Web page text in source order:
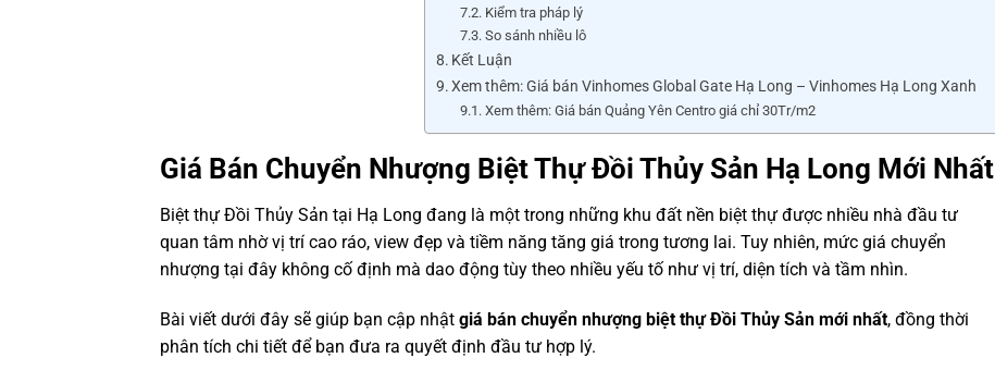
Kiểm tra pháp lý
So sánh nhiều lô
Kết Luận
Xem thêm: Giá bán Vinhomes Global Gate Hạ Long – Vinhomes Hạ Long Xanh
Xem thêm: Giá bán Quảng Yên Centro giá chỉ 30Tr/m2
Giá Bán Chuyển Nhượng Biệt Thự Đồi Thủy Sản Hạ Long Mới Nhất
Biệt thự Đồi Thủy Sản tại Hạ Long đang là một trong những khu đất nền biệt thự được nhiều nhà đầu tư
quan tâm nhờ vị trí cao ráo, view đẹp và tiềm năng tăng giá trong tương lai. Tuy nhiên, mức giá chuyển
nhượng tại đây không cố định mà dao động tùy theo nhiều yếu tố như vị trí, diện tích và tầm nhìn.
Bài viết dưới đây sẽ giúp bạn cập nhật giá bán chuyển nhượng biệt thự Đồi Thủy Sản mới nhất, đồng thời
phân tích chi tiết để bạn đưa ra quyết định đầu tư hợp lý.